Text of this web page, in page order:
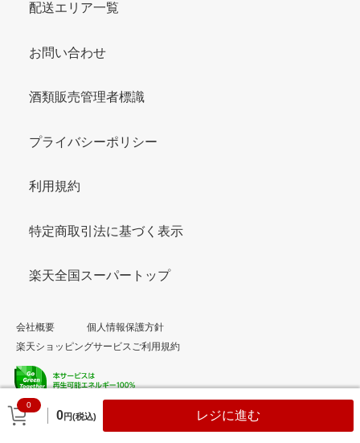
0
0円(税込) レジに進む
配送エリア一覧
お問い合わせ
酒類販売管理者標識
プライバシーポリシー
利用規約
特定商取引法に基づく表示
楽天全国スーパートップ
会社概要
個人情報保護方針
楽天ショッピングサービスご利用規約
© Rakuten Group, Inc.